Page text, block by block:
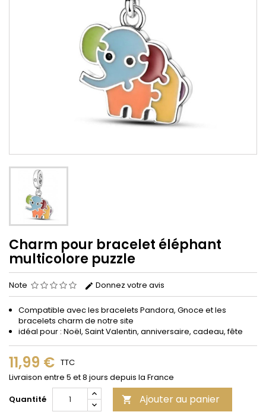
Charm pour bracelet éléphant
multicolore puzzle
Note Donnez votre avis
Compatible avec les bracelets Pandora, Gnoce et les
bracelets charm de notre site
idéal pour : Noël, Saint Valentin, anniversaire, cadeau, fête
11,99 € TTC
Livraison entre 5 et 8 jours depuis la France
Quantité
 Ajouter au panier